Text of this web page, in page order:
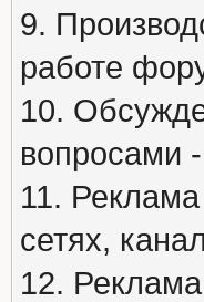
9.
работе
10.
вопросами
11.
сетях,
12.